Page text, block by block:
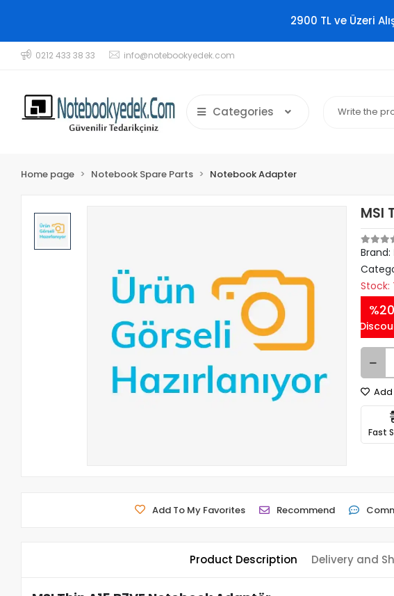
2900 TL ve Üzeri
0212 433 38 33 info@notebookyedek.com
Categories
Home page Notebook Spare Parts Notebook Adapter
MSI
Brand:
Stock:
%20
Fast
Add To My Favorites Recommend
Product Description Delivery and